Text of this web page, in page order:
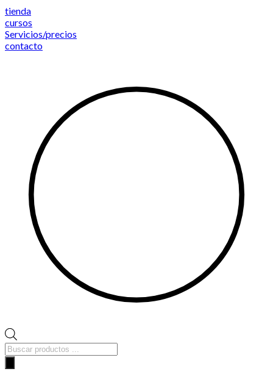
Saltar
al
contenido
tienda
cursos
Servicios/precios
contacto
Búsqueda
de
productos